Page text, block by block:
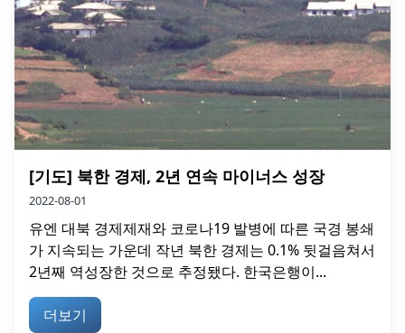
[기도] 북한 경제, 2년 연속 마이너스 성장
2022-08-01
유엔 대북 경제제재와 코로나19 발병에 따른 국경 봉쇄
가 지속되는 가운데 작년 북한 경제는 0.1% 뒷걸음쳐서
2년째 역성장한 것으로 추정됐다. 한국은행이...
더보기